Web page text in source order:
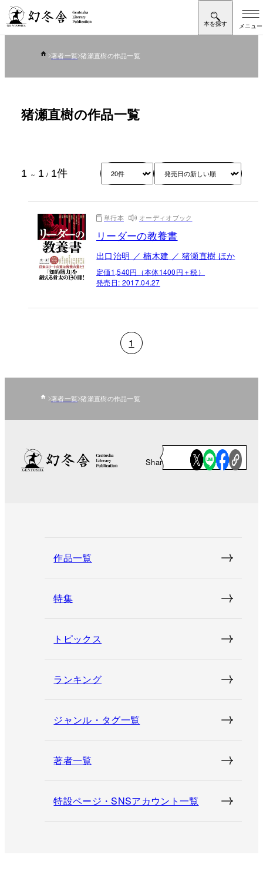
著者一覧 猪瀬直樹の作品一覧
猪瀬直樹の作品一覧
1 ～ 1 / 1件
単行本 オーディオブック
リーダーの教養書
出口治明 ／ 楠木建 ／ 猪瀬直樹 ほか
定価1,540円（本体1400円＋税）
発売日: 2017.04.27
1
著者一覧 猪瀬直樹の作品一覧
Share
作品一覧
特集
トピックス
ランキング
ジャンル・タグ一覧
著者一覧
特設ページ・SNSアカウント一覧